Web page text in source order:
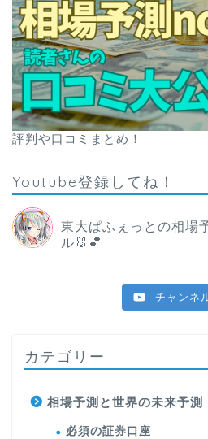
評判や口コミまとめ！
Youtube登録してね！
東大ぱふぇっとの相場
ル🐰💕
チャンネ
カテゴリー
相場予測と世界の未来予測
必須の証券口座